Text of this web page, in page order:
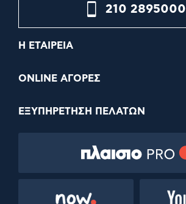
210 2895000
Η ΕΤΑΙΡΕΙΑ
ONLINE ΑΓΟΡΕΣ
ΕΞΥΠΗΡΕΤΗΣΗ ΠΕΛΑΤΩΝ